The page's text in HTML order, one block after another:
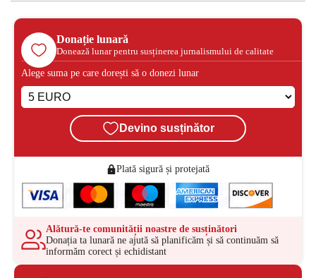
Donație lunară
Donează lunar pentru susținerea jurnalismului de calitate
Alege suma pe care dorești să o donezi lunar
Devino susținător
Plată sigură și protejată
Alătură-te comunității noastre de susținători
Donația ta lunară ne ajută să planificăm și să continuăm să
informăm corect și echidistant